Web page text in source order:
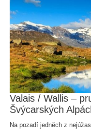
Valais / Wallis –
Švýcarských
Na pozadí jedněch z